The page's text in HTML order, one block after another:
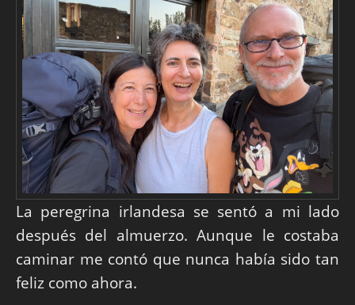
La peregrina irlandesa se sentó a mi lado
después del almuerzo. Aunque le costaba
caminar me contó que nunca había sido tan
feliz como ahora.